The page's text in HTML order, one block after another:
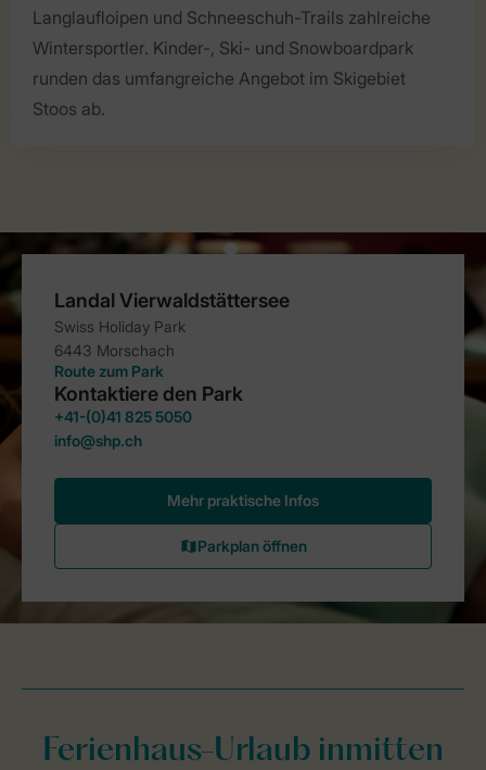
Langlaufloipen und Schneeschuh-Trails zahlreiche
Wintersportler. Kinder-, Ski- und Snowboardpark
runden das umfangreiche Angebot im Skigebiet
Stoos ab.
Ferienhaus-Urlaub inmitten